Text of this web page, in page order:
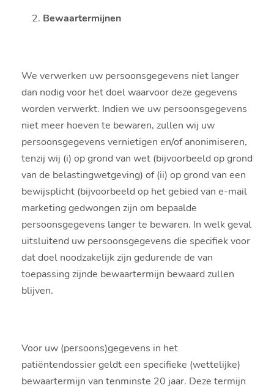
Bewaartermijnen
We verwerken uw persoonsgegevens niet langer
dan nodig voor het doel waarvoor deze gegevens
worden verwerkt. Indien we uw persoonsgegevens
niet meer hoeven te bewaren, zullen wij uw
persoonsgegevens vernietigen en/of anonimiseren,
tenzij wij (i) op grond van wet (bijvoorbeeld op grond
van de belastingwetgeving) of (ii) op grond van een
bewijsplicht (bijvoorbeeld op het gebied van e-mail
marketing gedwongen zijn om bepaalde
persoonsgegevens langer te bewaren. In welk geval
uitsluitend uw persoonsgegevens die specifiek voor
dat doel noodzakelijk zijn gedurende de van
toepassing zijnde bewaartermijn bewaard zullen
blijven.
Voor uw (persoons)gegevens in het
patiëntendossier geldt een specifieke (wettelijke)
bewaartermijn van tenminste 20 jaar. Deze termijn